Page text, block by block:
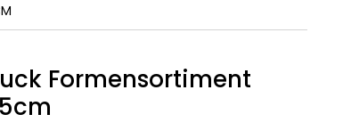
Formensortiment